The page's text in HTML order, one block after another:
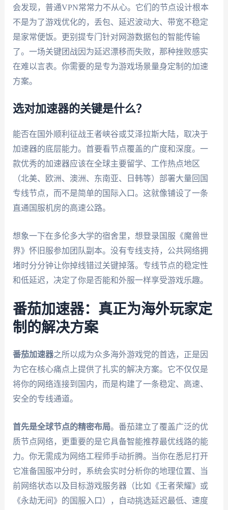
会发现，普通VPN常常力不从心。它们的节点设计根本
不是为了游戏优化的，丢包、延迟波动大、带宽不稳定
是家常便饭。更别提专门针对网游数据包的智能传输
了。一场关键团战因为延迟漂移而失败，那种挫败感实
在难以言表。你需要的是专为游戏场景量身定制的加速
方案。
选对加速器的关键是什么？
能否在国外顺利征战王者峡谷或艾泽拉斯大陆，取决于
加速器的底层能力。首要看节点覆盖的广度和深度。一
款优秀的加速器应该在全球主要留学、工作热点地区
（北美、欧洲、澳洲、东南亚、日韩等）部署大量回国
专线节点，而不是简单的国际入口。这就像铺设了一条
直通国服机房的高速公路。
想象一下在多伦多大学的宿舍里，想登录国服《魔兽世
界》怀旧服参加团队副本。没有专线支持，公共网络拥
堵时分分钟让你掉线错过关键掉落。专线节点的稳定性
和低延迟，决定了你是否能和外服一样享受游戏乐趣。
番茄加速器：真正为海外玩家定
制的解决方案
番茄加速器之所以成为众多海外游戏党的首选，正是因
为它在核心痛点上提供了扎实的解决方案。它不仅仅是
将你的网络连接到国内，而是构建了一条稳定、高速、
安全的专线通道。
首先是全球节点的精密布局。番茄建立了覆盖广泛的优
质节点网络，更重要的是它具备智能推荐最优线路的能
力。你无需成为网络工程师手动折腾。当你在悉尼打开
它准备国服冲分时，系统会实时分析你的地理位置、当
前网络状态以及目标游戏服务器（比如《王者荣耀》或
《永劫无间》的国服入口），自动挑选延迟最低、速度